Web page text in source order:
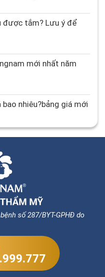
bao nhiêu?bảng giá mới
số 287/BYT-GPHĐ do